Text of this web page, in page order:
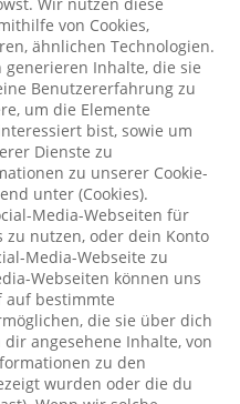
von Cookies,
ähnlichen Technologien.
Inhalte, die sie
Benutzererfahrung zu
um die Elemente
bist, sowie um
Dienste zu
zu unserer Cookie-
unter (Cookies).
Media-Webseiten für
zu nutzen, oder dein Konto
Media-Webseite zu
Webseiten können uns
auf bestimmte
die sie über dich
angesehene Inhalte, von
zu den
wurden oder die du